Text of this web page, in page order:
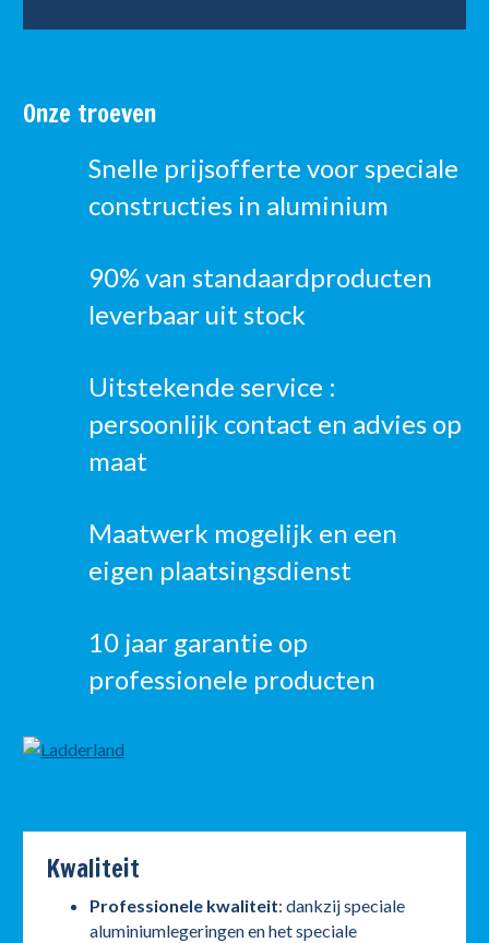
Onze troeven
Snelle prijsofferte voor speciale
constructies in aluminium
90% van standaardproducten
leverbaar uit stock
Uitstekende service :
persoonlijk contact en advies op
maat
Maatwerk mogelijk en een
eigen plaatsingsdienst
10 jaar garantie op
professionele producten
Kwaliteit
Professionele kwaliteit: dankzij speciale
aluminiumlegeringen en het speciale